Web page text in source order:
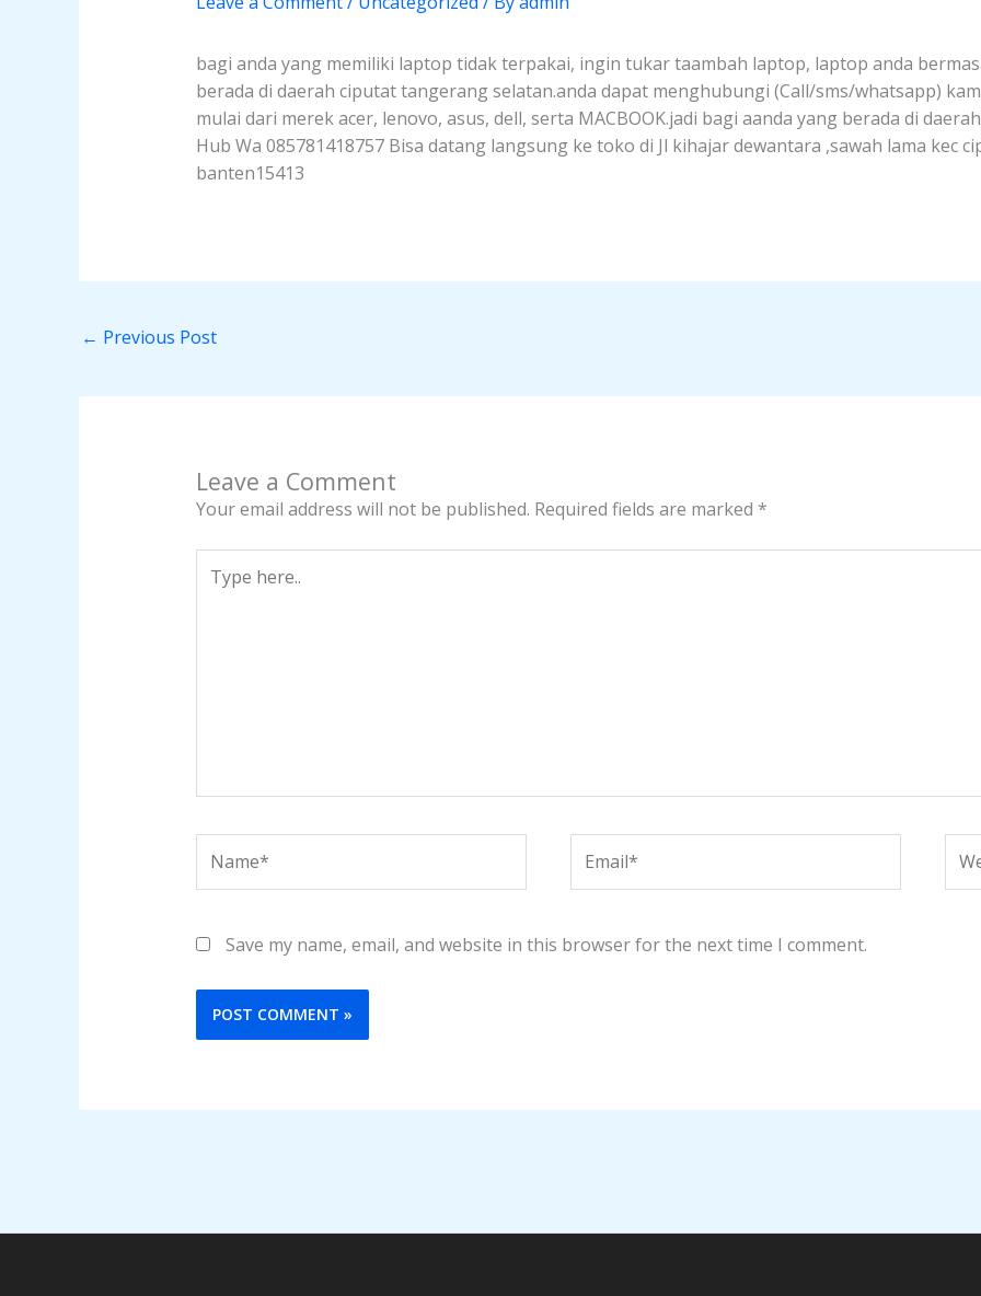
bagi anda yang memiliki laptop tidak terpakai, ingin tukar taambah laptop, laptop anda
berada di daerah ciputat tangerang selatan.anda dapat menghubungi (Call/sms/whatsapp)
mulai dari merek acer, lenovo, asus, dell, serta MACBOOK.jadi bagi aanda yang berada di
Hub Wa 085781418757 Bisa datang langsung ke toko di Jl kihajar dewantara ,sawah lama kec
banten15413
← Previous Post
Leave a Comment
Your email address will not be published. Required fields are marked *
here..
Save my name, email, and website in this browser for the next time I comment.